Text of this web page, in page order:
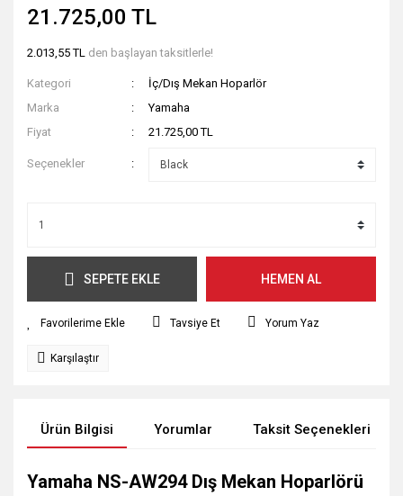
21.725,00 TL
2.013,55 TL den başlayan taksitlerle!
Kategori
İç/Dış Mekan Hoparlör
Marka
Yamaha
Fiyat
21.725,00 TL
Seçenekler
SEPETE EKLE HEMEN AL
Tavsiye Et Yorum Yaz
Karşılaştır
Ürün Bilgisi Yorumlar Taksit Seçenekleri
Yamaha NS-AW294 Dış Mekan Hoparlörü